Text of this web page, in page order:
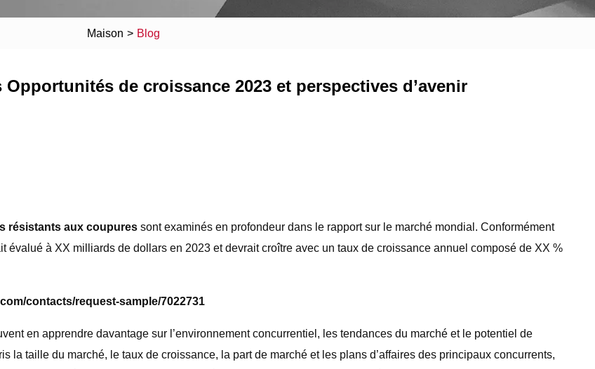
Maison > Blog
de croissance 2023 et perspectives d’avenir
résistants aux coupures sont examinés en profondeur dans le rapport sur le marché mondial. Conformément
évalué à XX milliards de dollars en 2023 et devrait croître avec un taux de croissance annuel composé de XX %
contacts/request-sample/7022731
en apprendre davantage sur l’environnement concurrentiel, les tendances du marché et le potentiel de
la taille du marché, le taux de croissance, la part de marché et les plans d’affaires des principaux concurrents,